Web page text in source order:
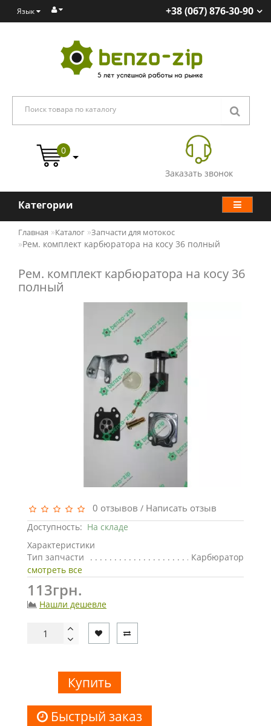
Язык +38 (067) 876-30-90
Заказать звонок
0
Категории
Главная Каталог Запчасти для мотокос
Рем. комплект карбюратора на косу 36 полный
Рем. комплект карбюратора на косу 36
полный
0 отзывов / Написать отзыв
Доступность: На складе
Характеристики
Тип запчасти
Карбюратор
смотреть все
113грн.
Нашли дешевле
Купить
Быстрый заказ